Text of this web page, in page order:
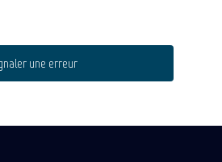
une erreur